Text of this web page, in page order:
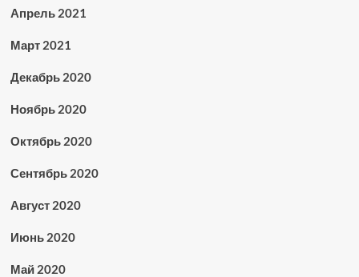
Апрель 2021
Март 2021
Декабрь 2020
Ноябрь 2020
Октябрь 2020
Сентябрь 2020
Август 2020
Июнь 2020
Май 2020